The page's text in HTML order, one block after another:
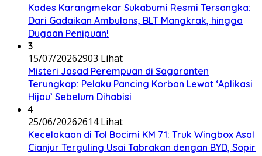
Kades Karangmekar Sukabumi Resmi Tersangka:
Dari Gadaikan Ambulans, BLT Mangkrak, hingga
Dugaan Penipuan!
3
15/07/20262903 Lihat
Misteri Jasad Perempuan di Sagaranten
Terungkap: Pelaku Pancing Korban Lewat ‘Aplikasi
Hijau’ Sebelum Dihabisi
4
25/06/20262614 Lihat
Kecelakaan di Tol Bocimi KM 71: Truk Wingbox Asal
Cianjur Terguling Usai Tabrakan dengan BYD, Sopir